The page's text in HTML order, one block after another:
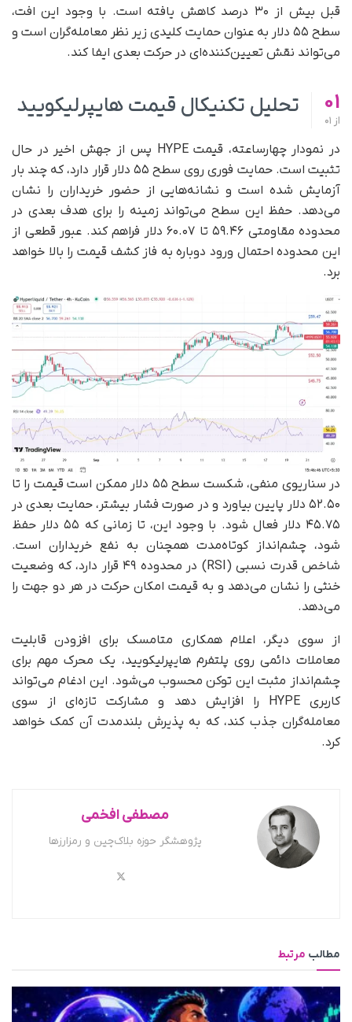
قبل بیش از ۳۰ درصد کاهش یافته است. با وجود این افت،
سطح ۵۵ دلار به‌ عنوان حمایت کلیدی زیر نظر معامله‌گران است و
می‌تواند نقش تعیین‌کننده‌ای در حرکت بعدی ایفا کند.
01
از
تحلیل تکنیکال قیمت هایپرلیکویید
در نمودار چهارساعته، قیمت HYPE پس از جهش اخیر در حال
تثبیت است. حمایت فوری روی سطح ۵۵ دلار قرار دارد، که چند بار
آزمایش شده است و نشانه‌هایی از حضور خریداران را نشان
می‌دهد. حفظ این سطح می‌تواند زمینه را برای هدف بعدی در
محدوده مقاومتی ۵۹.۴۶ تا ۶۰.۰۷ دلار فراهم کند. عبور قطعی از
این محدوده احتمال ورود دوباره به فاز کشف قیمت را بالا خواهد
برد.
در سناریوی منفی، شکست سطح ۵۵ دلار ممکن است قیمت را تا
۵۲.۵۰ دلار پایین بیاورد و در صورت فشار بیشتر، حمایت بعدی در
۴۵.۷۵ دلار فعال شود. با وجود این، تا زمانی که ۵۵ دلار حفظ
شود، چشم‌انداز کوتاه‌مدت همچنان به نفع خریداران است.
شاخص قدرت نسبی (RSI) در محدوده ۴۹ قرار دارد، که وضعیت
خنثی را نشان می‌دهد و به قیمت امکان حرکت در هر دو جهت را
می‌دهد.
از سوی دیگر، اعلام همکاری متامسک برای افزودن قابلیت
معاملات دائمی روی پلتفرم هایپرلیکویید، یک محرک مهم برای
چشم‌انداز مثبت این توکن محسوب می‌شود. این ادغام می‌تواند
کاربری HYPE را افزایش دهد و مشارکت تازه‌ای از سوی
معامله‌گران جذب کند، که به پذیرش بلندمدت آن کمک خواهد
کرد.
مصطفی افخمی
پژوهشگر حوزه بلاک‌چین و رمزارزها
مطالب مرتبط